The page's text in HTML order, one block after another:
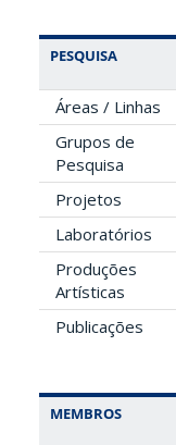
PESQUISA
Áreas / Linhas
Grupos de
Pesquisa
Projetos
Laboratórios
Produções
Artísticas
Publicações
MEMBROS